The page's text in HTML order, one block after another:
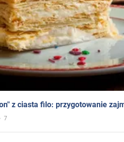
z ciasta filo: przygotowanie
7